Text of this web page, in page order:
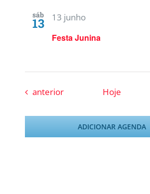
sáb
13
Festa Junina
13 junho
Eventos
anterior Hoje
ADICIONAR AGENDA